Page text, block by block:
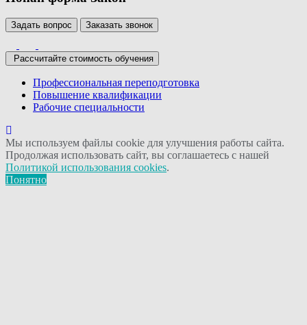
Задать вопрос Заказать звонок
Рассчитайте стоимость обучения
Профессиональная переподготовка
Повышение квалификации
Рабочие специальности
Мы используем файлы cookie для улучшения работы сайта.
Продолжая использовать сайт, вы соглашаетесь с нашей
Политикой использования cookies.
Понятно